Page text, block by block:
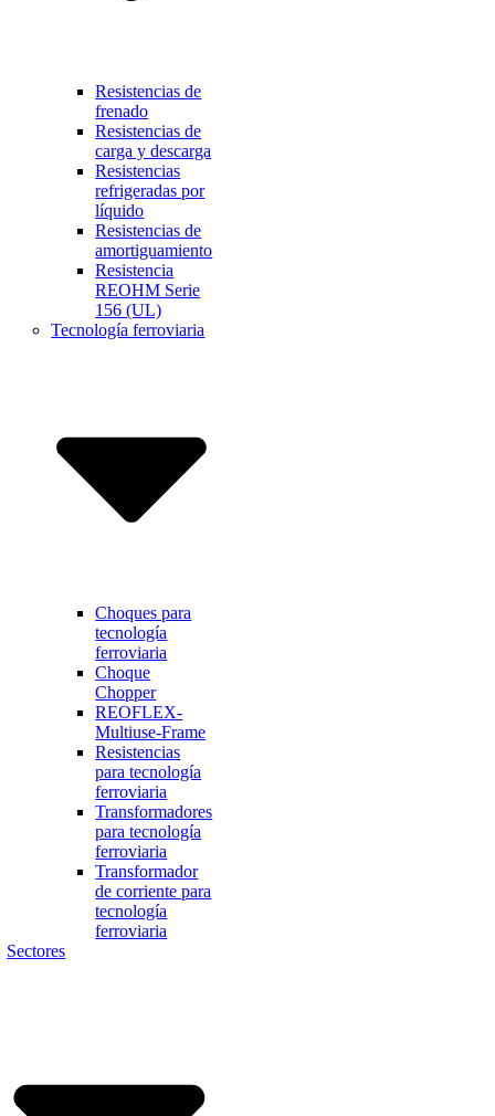
Resistencias de
frenado
Resistencias de
carga y descarga
Resistencias
refrigeradas por
líquido
Resistencias de
amortiguamiento
Resistencia
REOHM Serie
156 (UL)
Tecnología ferroviaria
Choques para
tecnología
ferroviaria
Choque
Chopper
REOFLEX-
Multiuse-Frame
Resistencias
para tecnología
ferroviaria
Transformadores
para tecnología
ferroviaria
Transformador
de corriente para
tecnología
ferroviaria
Sectores